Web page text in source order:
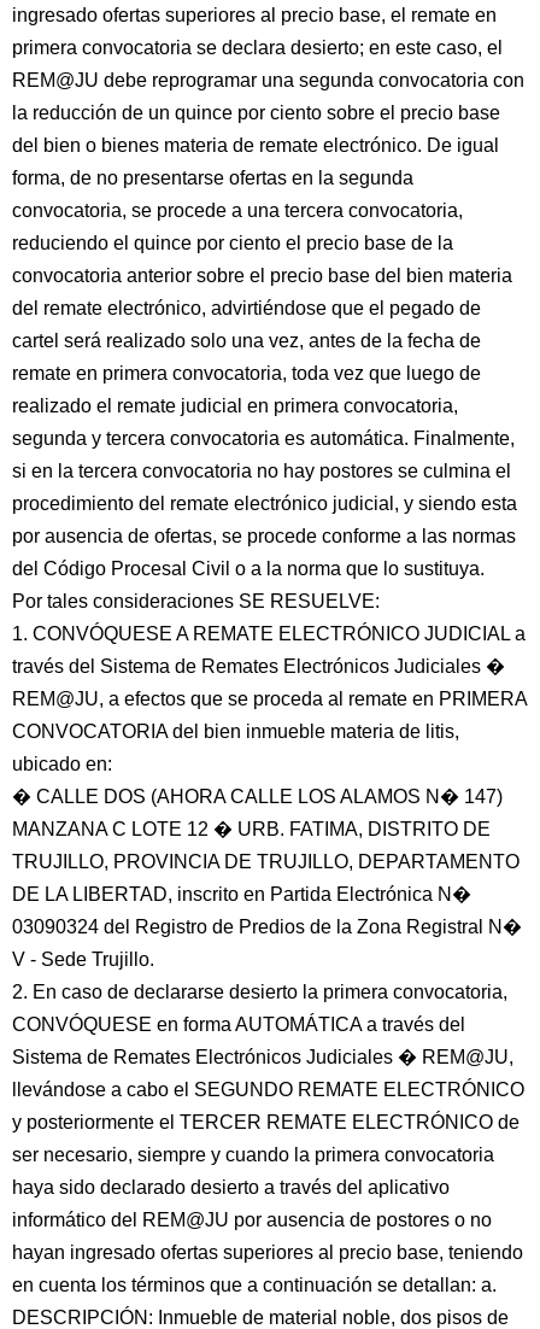
ingresado ofertas superiores al precio base, el remate en
primera convocatoria se declara desierto; en este caso, el
REM@JU debe reprogramar una segunda convocatoria con
la reducción de un quince por ciento sobre el precio base
del bien o bienes materia de remate electrónico. De igual
forma, de no presentarse ofertas en la segunda
convocatoria, se procede a una tercera convocatoria,
reduciendo el quince por ciento el precio base de la
convocatoria anterior sobre el precio base del bien materia
del remate electrónico, advirtiéndose que el pegado de
cartel será realizado solo una vez, antes de la fecha de
remate en primera convocatoria, toda vez que luego de
realizado el remate judicial en primera convocatoria,
segunda y tercera convocatoria es automática. Finalmente,
si en la tercera convocatoria no hay postores se culmina el
procedimiento del remate electrónico judicial, y siendo esta
por ausencia de ofertas, se procede conforme a las normas
del Código Procesal Civil o a la norma que lo sustituya.
Por tales consideraciones SE RESUELVE:
1. CONVÓQUESE A REMATE ELECTRÓNICO JUDICIAL a
través del Sistema de Remates Electrónicos Judiciales �
REM@JU, a efectos que se proceda al remate en PRIMERA
CONVOCATORIA del bien inmueble materia de litis,
ubicado en:
� CALLE DOS (AHORA CALLE LOS ALAMOS N� 147)
MANZANA C LOTE 12 � URB. FATIMA, DISTRITO DE
TRUJILLO, PROVINCIA DE TRUJILLO, DEPARTAMENTO
DE LA LIBERTAD, inscrito en Partida Electrónica N�
03090324 del Registro de Predios de la Zona Registral N�
V - Sede Trujillo.
2. En caso de declararse desierto la primera convocatoria,
CONVÓQUESE en forma AUTOMÁTICA a través del
Sistema de Remates Electrónicos Judiciales � REM@JU,
llevándose a cabo el SEGUNDO REMATE ELECTRÓNICO
y posteriormente el TERCER REMATE ELECTRÓNICO de
ser necesario, siempre y cuando la primera convocatoria
haya sido declarado desierto a través del aplicativo
informático del REM@JU por ausencia de postores o no
hayan ingresado ofertas superiores al precio base, teniendo
en cuenta los términos que a continuación se detallan: a.
DESCRIPCIÓN: Inmueble de material noble, dos pisos de